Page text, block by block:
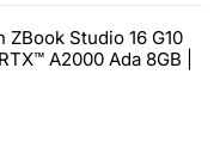
Studio 16 G10
A2000 Ada 8GB |